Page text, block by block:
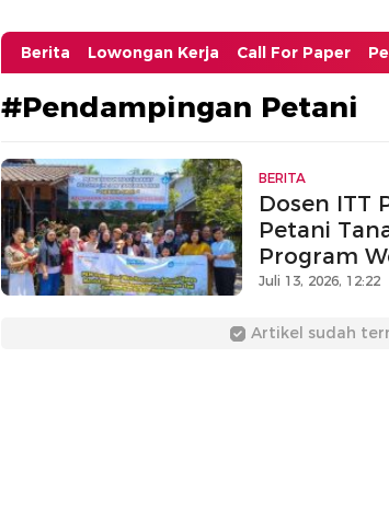
Berita Lowongan Kerja Call For Paper
#Pendampingan Petani
BERITA
Dosen ITT
Petani
Program
Juli 13, 2026, 12:22
Artikel sudah